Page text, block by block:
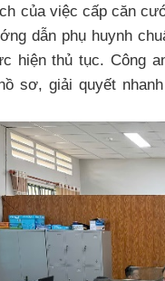
của việc cấp căn
dẫn phụ huynh
hiện thủ tục. Công
sơ, giải quyết